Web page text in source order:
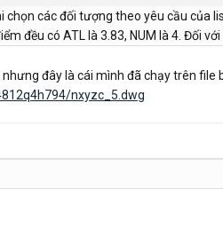
chọn các đối tượng theo yêu cầu của
đều có ATL là 3.83, NUM là 4. Đối
đây là cái mình đã chạy trên
nxyzc_5.dwg